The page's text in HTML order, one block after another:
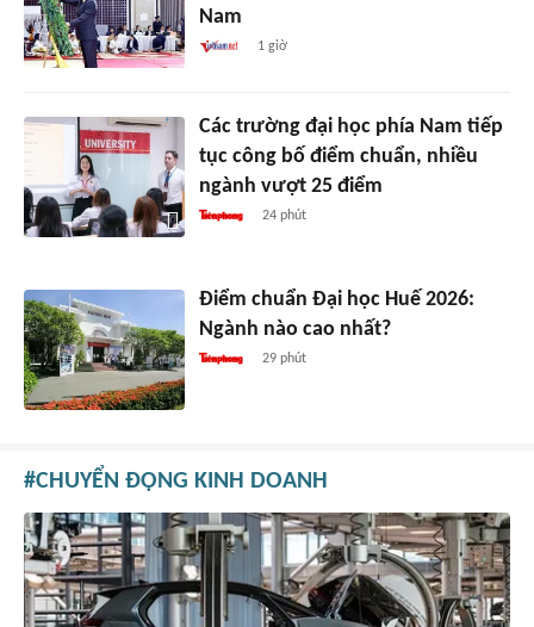
Nam
1 giờ
Các trường đại học phía Nam tiếp
tục công bố điểm chuẩn, nhiều
ngành vượt 25 điểm
24 phút
Điểm chuẩn Đại học Huế 2026:
Ngành nào cao nhất?
29 phút
CHUYỂN ĐỘNG KINH DOANH